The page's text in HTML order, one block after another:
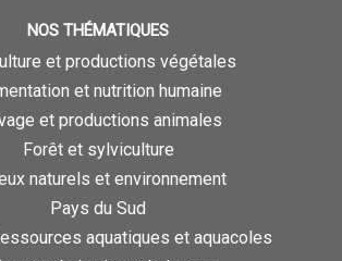
NOS THÉMATIQUES
et productions végétales
et nutrition humaine
et productions animales
Forêt et sylviculture
naturels et environnement
Pays du Sud
aquatiques et aquacoles